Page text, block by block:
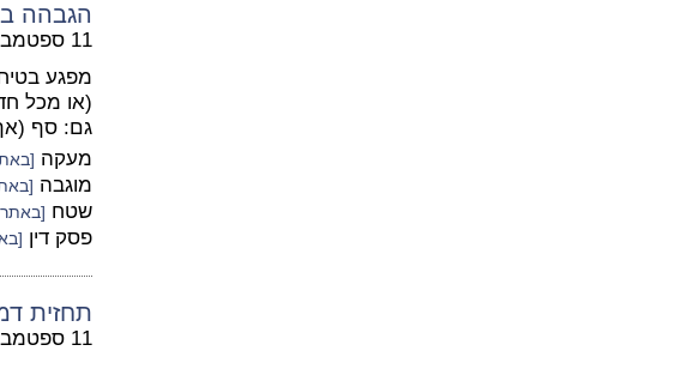
הגבהה
11 ספטמבר, 2024
מפגע
(או מכל
גם: סף
מעקה [באתר
מוגבה
שטח [באתר 396]
פסק דין
תחזית
11 ספטמבר, 2024